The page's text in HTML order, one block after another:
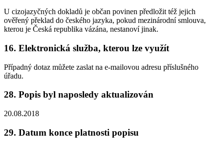
U cizojazyčných dokladů je občan povinen předložit též jejich
ověřený překlad do českého jazyka, pokud mezinárodní smlouva,
kterou je Česká republika vázána, nestanoví jinak.
16. Elektronická služba, kterou lze využít
Případný dotaz můžete zaslat na e-mailovou adresu příslušného
úřadu.
28. Popis byl naposledy aktualizován
20.08.2018
29. Datum konce platnosti popisu